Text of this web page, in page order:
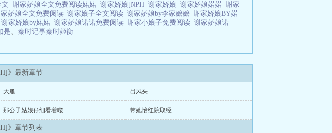
文 谢家娇娘全文免费阅读婼婼 谢家娇娘[NPH 谢家娇娘 谢家娇娘婼婼 谢家
娇娘全文免费阅读 谢家娘子全文阅读 谢家娇娘by李家嬷嬷 谢家娇娘BY婼
谢家娇娘by婼婼 谢家娇娘诺诺免费阅读 谢家小娘子免费阅读 谢家娇娘诺
是、 秦时记事秦时姬衡
》最新章节
大雁 出风头
那公子姑娘仔细看着喽 带她怡红院取经
》章节列表